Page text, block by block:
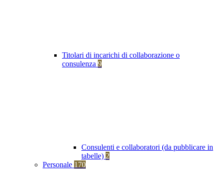
Titolari di incarichi di collaborazione o
consulenza 9
Consulenti e collaboratori (da pubblicare in
tabelle) 2
Personale 170